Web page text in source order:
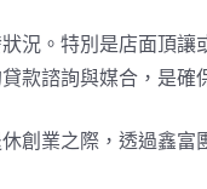
況。特別是店面頂
款諮詢與媒合，是確
創業之際，透過鑫富